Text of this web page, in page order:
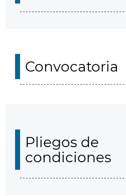
Convocatoria
Pliegos de
condiciones